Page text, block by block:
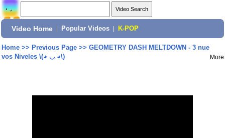
Video Home Popular Videos K-POP
Home>> Previous Page>> GEOMETRY DASH MELTDOWN - 3 nue
vos Niveles \(◕ ◡ ◕\)
More